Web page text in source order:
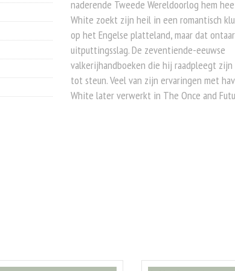
naderende Tweede Wereldoorlog hem
White zoekt zijn heil in een romantisch
op het Engelse platteland, maar dat
uitputtingsslag. De zeventiende-eeuwse
valkerijhandboeken die hij raadpleegt zijn
tot steun. Veel van zijn ervaringen met
White later verwerkt in The Once and